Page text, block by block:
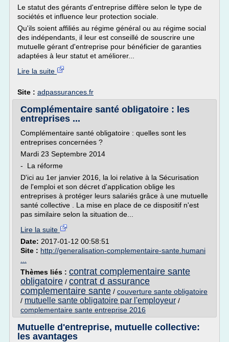
Le statut des gérants d'entreprise diffère selon le type de
sociétés et influence leur protection sociale.
Qu'ils soient affiliés au régime général ou au régime social
des indépendants, il leur est conseillé de souscrire une
mutuelle gérant d'entreprise pour bénéficier de garanties
adaptées à leur statut et améliorer...
Lire la suite
Site : adpassurances.fr
Complémentaire santé obligatoire : les
entreprises ...
Complémentaire santé obligatoire : quelles sont les
entreprises concernées ?
Mardi 23 Septembre 2014
- La réforme
D'ici au 1er janvier 2016, la loi relative à la Sécurisation
de l'emploi et son décret d'application oblige les
entreprises à protéger leurs salariés grâce à une mutuelle
santé collective . La mise en place de ce dispositif n'est
pas similaire selon la situation de...
Lire la suite
Date: 2017-01-12 00:58:51
Site : http://generalisation-complementaire-sante.humani
Thèmes liés : contrat complementaire sante
obligatoire / contrat d assurance
complementaire sante / couverture sante obligatoire
/ mutuelle sante obligatoire par l'employeur /
complementaire sante entreprise 2016
Mutuelle d'entreprise, mutuelle collective:
les avantages